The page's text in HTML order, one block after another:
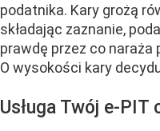
podatnika. Kary grożą
składając zaznanie,
prawdę przez co naraża
O wysokości kary
Usługa Twój e-PIT